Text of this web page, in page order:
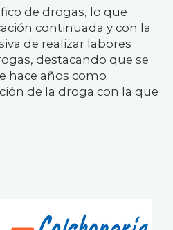
de drogas, lo que
continuada y con la
de realizar labores
destacando que se
hace años como
de la droga con la que